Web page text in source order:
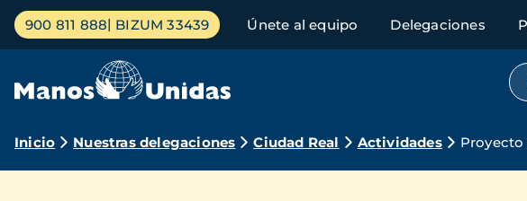
Pasar
contenido
Menú
principal
900 811 888 BIZUM 33439 Únete al equipo Delegaciones
Ruta
Inicio Nuestras delegaciones Ciudad Real Actividades Proyecto